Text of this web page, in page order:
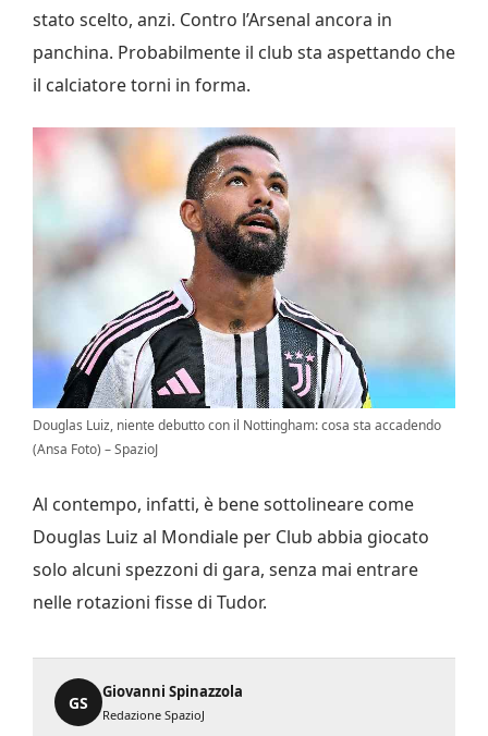
stato scelto, anzi. Contro l’Arsenal ancora in
panchina. Probabilmente il club sta aspettando che
il calciatore torni in forma.
Douglas Luiz, niente debutto con il Nottingham: cosa sta accadendo
(Ansa Foto) – SpazioJ
Al contempo, infatti, è bene sottolineare come
Douglas Luiz al Mondiale per Club abbia giocato
solo alcuni spezzoni di gara, senza mai entrare
nelle rotazioni fisse di Tudor.
GS
Giovanni Spinazzola
Redazione SpazioJ